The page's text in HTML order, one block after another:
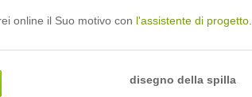
online il Suo motivo con l'assistente di progetto.
disegno della spilla